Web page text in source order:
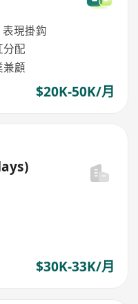
現掛鈎
配
兼顧
$20K-50K/月
$30K-33K/月